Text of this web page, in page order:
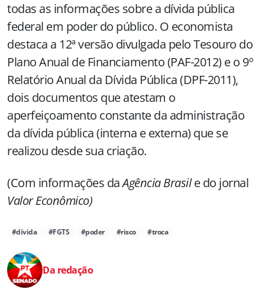
todas as informações sobre a dívida pública
federal em poder do público. O economista
destaca a 12ª versão divulgada pelo Tesouro do
Plano Anual de Financiamento (PAF-2012) e o 9º
Relatório Anual da Dívida Pública (DPF-2011),
dois documentos que atestam o
aperfeiçoamento constante da administração
da dívida pública (interna e externa) que se
realizou desde sua criação.
(Com informações daAgência Brasile do jornal
Valor Econômico)
#dívida #FGTS #poder #risco #troca
Da redação